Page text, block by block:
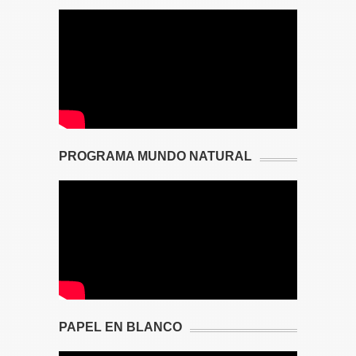
PROGRAMA MUNDO NATURAL
PAPEL EN BLANCO